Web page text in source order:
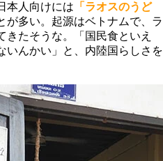
本人向けには 「ラオスのうど
が多い。起源はベトナムで、ラ
きたそうな。「国民食といえ
いんかい」と、内陸国らしさを